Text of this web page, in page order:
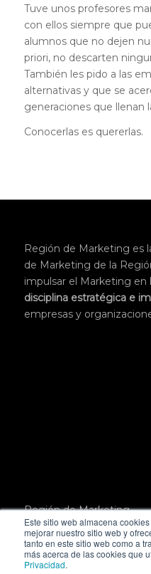
Este sitio web almacena
mejorar nuestro sitio web y
tanto en este sitio web como a
más acerca de las cookies que
Privacidad.
Tuve unos profesores
con ellos siempre que
alumnos que no dejen
priori, no descarten
También les pido a las
alternativas y que se
generaciones que llenan
Conocerlas es quererlas.
Región de Marketing es
de Marketing de la
impulsar el Marketing
disciplina estratégica e
empresas y
Región de Marketing.
Pl. San Julián, 3, 1º,
30004 Murcia